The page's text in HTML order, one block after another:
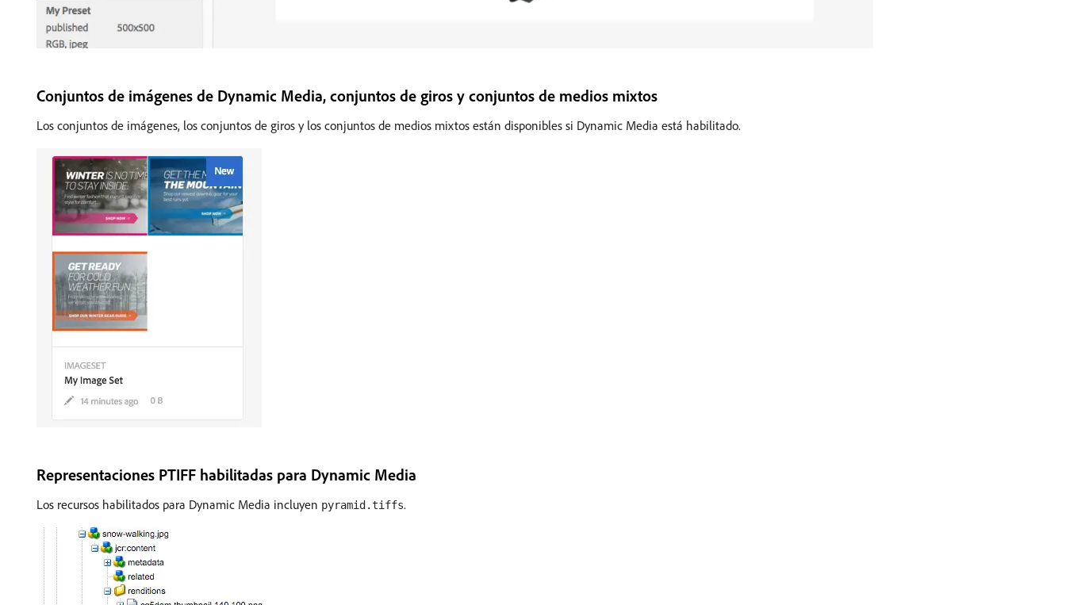
Conjuntos de imágenes de Dynamic Media, conjuntos de giros y conjuntos de medios mixtos
Los conjuntos de imágenes, los conjuntos de giros y los conjuntos de medios mixtos están disponibles si Dynamic Media está habilitado.
Representaciones PTIFF habilitadas para Dynamic Media
Los recursos habilitados para Dynamic Media incluyen pyramid.tiffs.